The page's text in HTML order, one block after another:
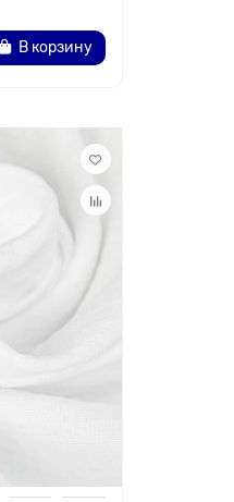
В корзину